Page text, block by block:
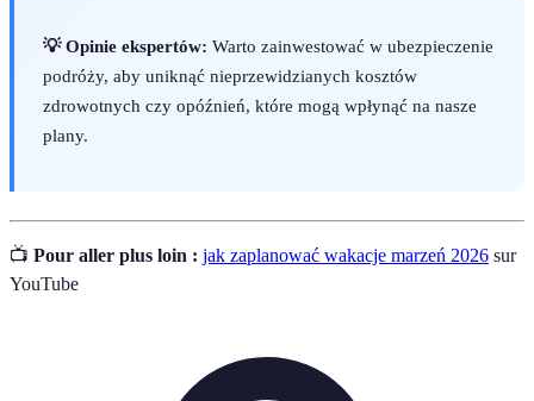
💡 Opinie ekspertów: Warto zainwestować w ubezpieczenie
podróży, aby uniknąć nieprzewidzianych kosztów
zdrowotnych czy opóźnień, które mogą wpłynąć na nasze
plany.
📺 Pour aller plus loin : jak zaplanować wakacje marzeń 2026 sur
YouTube